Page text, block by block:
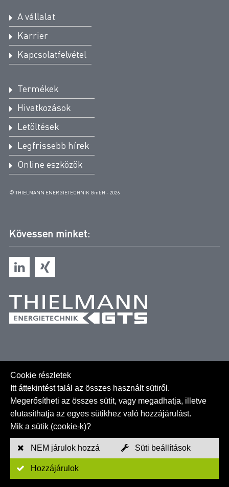
A vállalat
Karrier
Kapcsolatfelvétel
Termékek
Hivatkozások
Letöltések
Legfrissebb hírek
Online eszközök
© THIELMANN ENERGIETECHNIK GmbH - 2026
Kövessen minket:
Oldaltérkép
Impresszum
Adatvédelmi szabályzat
Cookie részletek
Itt áttekintést talál az összes használt sütiről.
Megerősítheti az összes sütit, vagy megadhatja, illetve
elutasíthatja az egyes sütikhez való hozzájárulást.
Mik a sütik (cookie-k)?
NEM járulok hozzá Süti beállítások
Hozzájárulok